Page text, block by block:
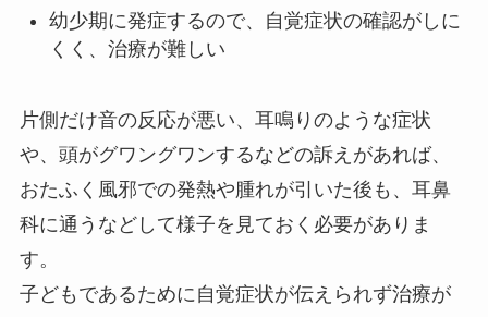
幼少期に発症するので、自覚症状の確認がしに
くく、治療が難しい
片側だけ音の反応が悪い、耳鳴りのような症状
や、頭がグワングワンするなどの訴えがあれば、
おたふく風邪での発熱や腫れが引いた後も、耳鼻
科に通うなどして様子を見ておく必要がありま
す。
子どもであるために自覚症状が伝えられず治療が